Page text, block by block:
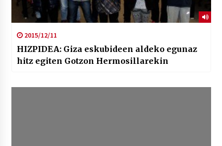
2015/12/11
HIZPIDEA: Giza eskubideen aldeko egunaz
hitz egiten Gotzon Hermosillarekin